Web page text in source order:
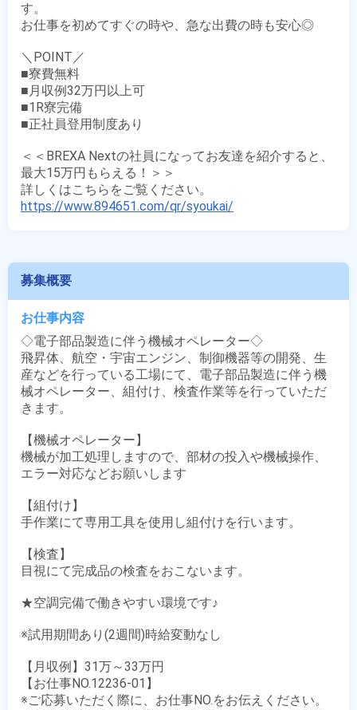
す。
お仕事を初めてすぐの時や、急な出費の時も安心◎
＼POINT／
■寮費無料
■月収例32万円以上可
■1R寮完備
■正社員登用制度あり
＜＜BREXA Nextの社員になってお友達を紹介すると、
最大15万円もらえる！＞＞
https://www.894651.com/qr/syoukai/
募集概要
お仕事内容
◇電子部品製造に伴う機械オペレーター◇
飛昇体、航空・宇宙エンジン、制御機器等の開発、生
産などを行っている工場にて、電子部品製造に伴う機
械オペレーター、組付け、検査作業等を行っていただ
きます。
【機械オペレーター】
機械が加工処理しますので、部材の投入や機械操作、
エラー対応などお願いします
【組付け】
手作業にて専用工具を使用し組付けを行います。
【検査】
目視にて完成品の検査をおこないます。
★空調完備で働きやすい環境です♪
※試用期間あり(2週間)時給変動なし
【月収例】31万～33万円
【お仕事NO.12236-01】
※ご応募いただく際に、お仕事NO.をお伝えください。